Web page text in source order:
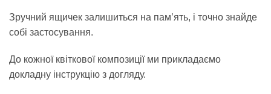
Зручний ящичек залишиться на пам’ять, і точно знайде
собі застосування.
До кожної квіткової композиції ми прикладаємо
докладну інструкцію з догляду.